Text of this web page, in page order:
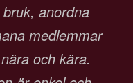
anordna
medlemmar
och kära.